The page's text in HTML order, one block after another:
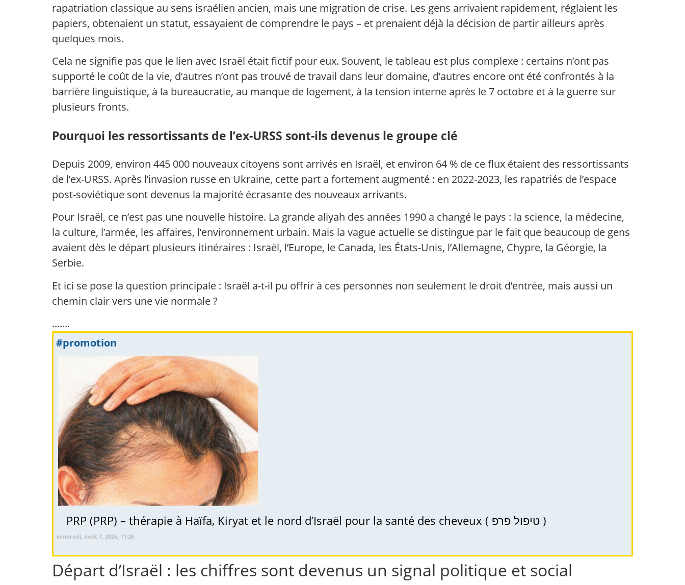
rapatriation classique au sens israélien ancien, mais une migration de crise. Les gens arrivaient rapidement, réglaient les
papiers, obtenaient un statut, essayaient de comprendre le pays – et prenaient déjà la décision de partir ailleurs après
quelques mois.
Cela ne signifie pas que le lien avec Israël était fictif pour eux. Souvent, le tableau est plus complexe : certains n’ont pas
supporté le coût de la vie, d’autres n’ont pas trouvé de travail dans leur domaine, d’autres encore ont été confrontés à la
barrière linguistique, à la bureaucratie, au manque de logement, à la tension interne après le 7 octobre et à la guerre sur
plusieurs fronts.
Pourquoi les ressortissants de l’ex-URSS sont-ils devenus le groupe clé
Depuis 2009, environ 445 000 nouveaux citoyens sont arrivés en Israël, et environ 64 % de ce flux étaient des ressortissants
de l’ex-URSS. Après l’invasion russe en Ukraine, cette part a fortement augmenté : en 2022-2023, les rapatriés de l’espace
post-soviétique sont devenus la majorité écrasante des nouveaux arrivants.
Pour Israël, ce n’est pas une nouvelle histoire. La grande aliyah des années 1990 a changé le pays : la science, la médecine,
la culture, l’armée, les affaires, l’environnement urbain. Mais la vague actuelle se distingue par le fait que beaucoup de gens
avaient dès le départ plusieurs itinéraires : Israël, l’Europe, le Canada, les États-Unis, l’Allemagne, Chypre, la Géorgie, la
Serbie.
Et ici se pose la question principale : Israël a-t-il pu offrir à ces personnes non seulement le droit d’entrée, mais aussi un
chemin clair vers une vie normale ?
.......
#promotion
PRP (PRP) – thérapie à Haïfa, Kiryat et le nord d’Israël pour la santé des cheveux ( טיפול פרפ )
vendredi, août 7, 2026, 11:26
Départ d’Israël : les chiffres sont devenus un signal politique et social